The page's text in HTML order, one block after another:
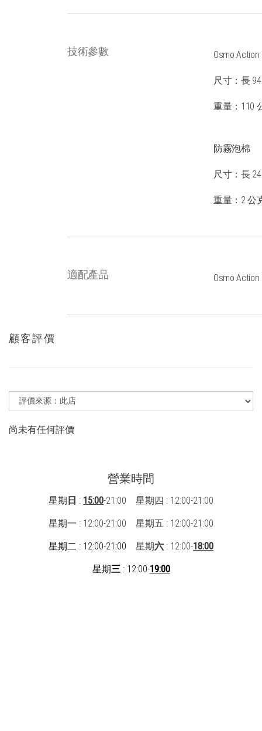
技術參數 Osmo
尺寸：長
重量：110
防霧泡棉
尺寸：長
重量：2 公
適配產品 Osmo Action
顧客評價
尚未有任何評價
營業時間
星期 日 : 15:00-21:00 星期四 : 12:00-21:00
星期一 : 12:00-21:00 星期五 : 12:00-21:00
星期二 : 12:00-21:00 星期六 : 12:00-18:00
星期三: 12:00-19:00